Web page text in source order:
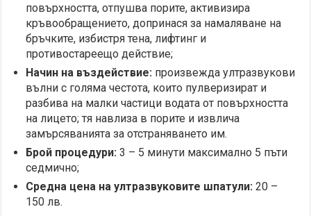
повърхността, отпушва порите, активизира
кръвообращението, допринася за намаляване на
бръчките, избистря тена, лифтинг и
противостареещо действие;
Начин на въздействие: произвежда ултразвукови
вълни с голяма честота, които пулверизират и
разбива на малки частици водата от повърхността
на лицето; тя навлиза в порите и извлича
замърсяванията за отстраняването им.
Брой процедури: 3 – 5 минути максимално 5 пъти
седмично;
Средна цена на ултразвуковите шпатули: 20 –
150 лв.